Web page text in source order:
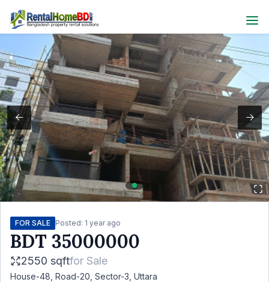
FOR SALE Posted: 1 year ago
BDT 35000000
2550 sqftfor Sale
House-48, Road-20, Sector-3, Uttara